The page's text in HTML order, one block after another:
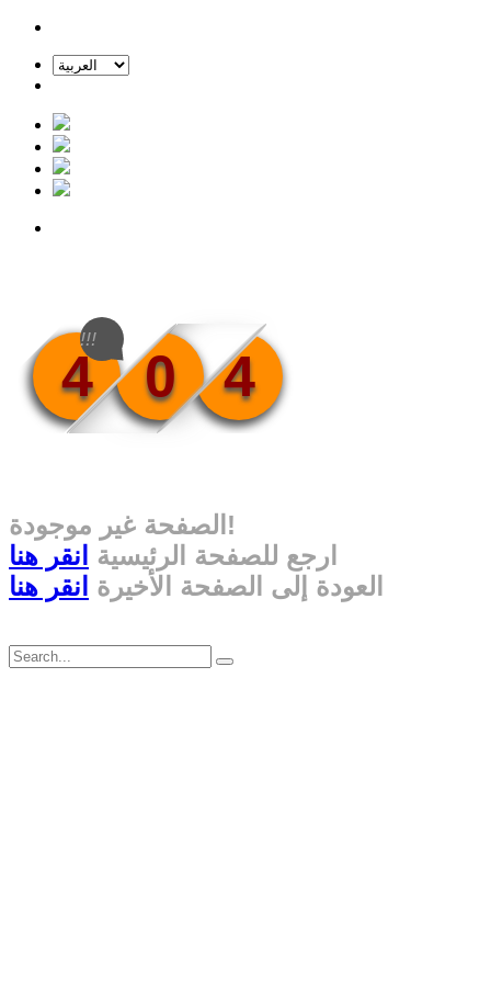
4 0 4
!!!
الصفحة غير موجودة!
ارجع للصفحة الرئيسية
انقر هنا
العودة إلى الصفحة الأخيرة انقر هنا